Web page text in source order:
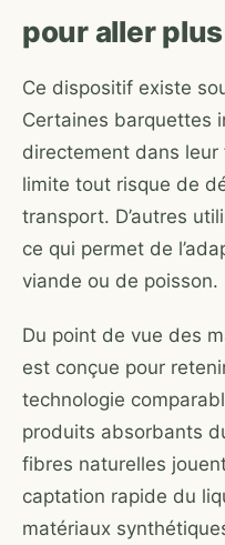
pour aller
Ce dispositif existe
Certaines barquettes
directement dans
limite tout risque de
transport. D’autres
ce qui permet de
viande ou de poisson.
Du point de vue des
est conçue pour
technologie
produits absorbants
fibres naturelles
captation rapide du
matériaux